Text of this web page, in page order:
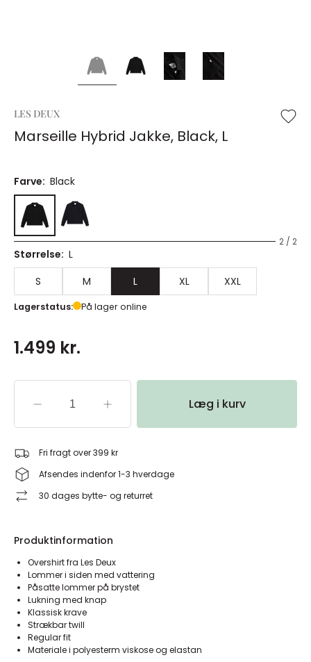
LES DEUX
Marseille Hybrid Jakke, Black, L
Farve: Black
2 / 2
Størrelse: L
S
M L XL XXL
Lagerstatus: På lager online
1.499 kr.
Læg i kurv
Fri fragt over 399 kr
Afsendes indenfor 1-3 hverdage
30 dages bytte- og returret
Produktinformation
Overshirt fra Les Deux
Lommer i siden med vattering
Påsatte lommer på brystet
Lukning med knap
Klassisk krave
Strækbar twill
Regular fit
Materiale i polyesterm viskose og elastan